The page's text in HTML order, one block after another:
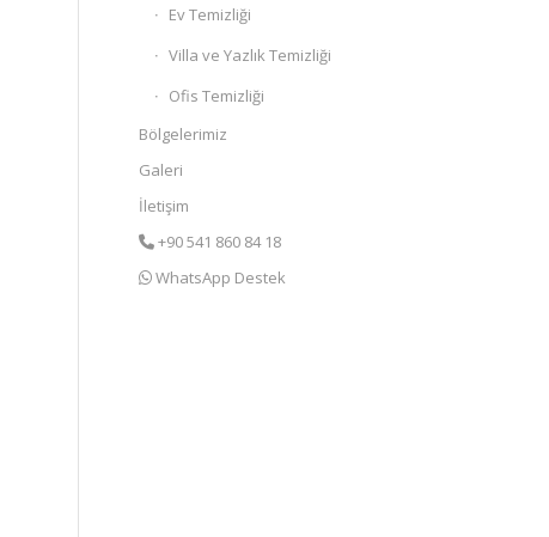
Ev Temizliği
Villa ve Yazlık Temizliği
Ofis Temizliği
Bölgelerimiz
Galeri
İletişim
+90 541 860 84 18
WhatsApp Destek